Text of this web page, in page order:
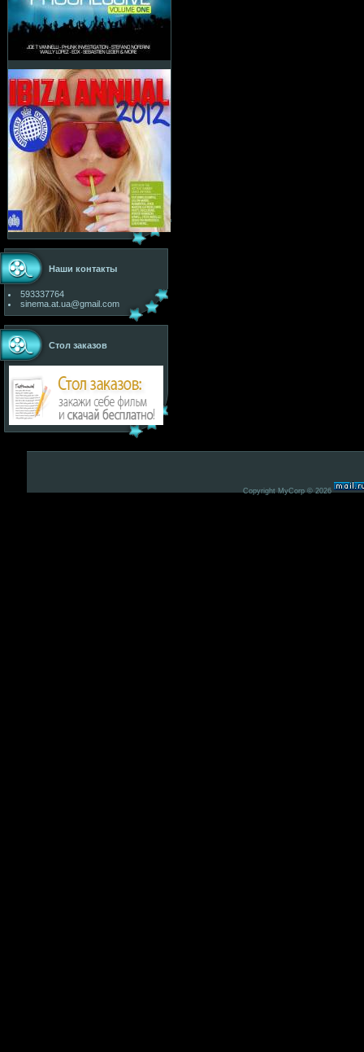
Наши контакты
593337764
sinema.at.ua@gmail.com
Стол заказов
Copyright MyCorp © 2026